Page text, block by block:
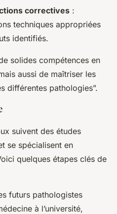
correctives :
techniques appropriées
identifiés.
solides compétences en
aussi de maîtriser les
différentes pathologies”.
suivent des études
se spécialisent en
quelques étapes clés de
futurs pathologistes
à l’université,